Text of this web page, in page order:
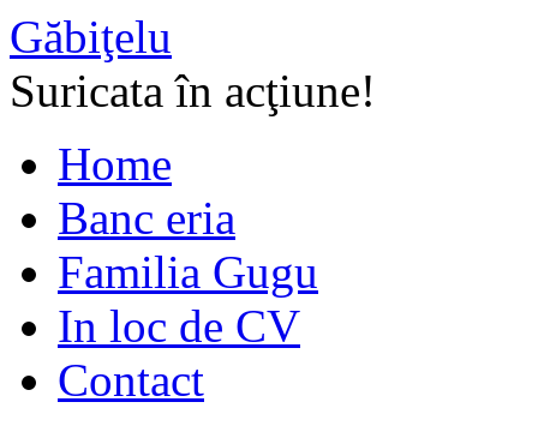
Găbiţelu
Suricata în acţiune!
Home
Banc eria
Familia Gugu
In loc de CV
Contact